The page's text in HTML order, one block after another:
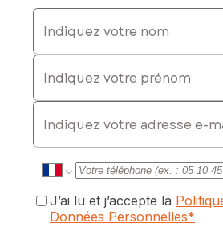
Indiquez votre nom
Indiquez votre prénom
E-mail
J’ai lu et j’accepte la
Données Personnelles*